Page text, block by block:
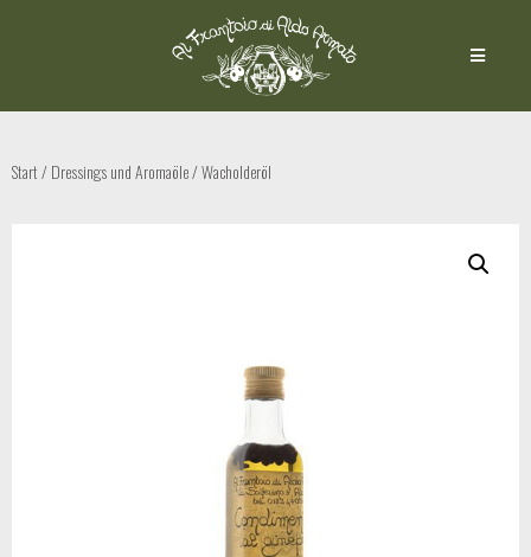
Start/Dressings und Aromaöle/ Wacholderöl